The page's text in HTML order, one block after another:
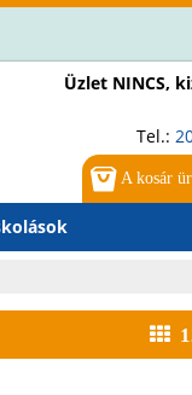
Üzlet NINCS,
Tel.:
A kosár